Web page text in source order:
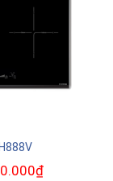
₫Giá